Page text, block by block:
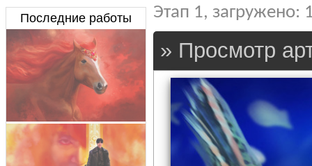
Этап 1, загружено:
» Просмотр
Последние работы